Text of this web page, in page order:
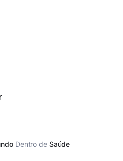
Dentro de Saúde